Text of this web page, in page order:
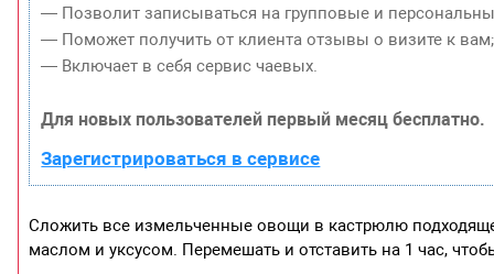
— Позволит записываться на групповые и
— Поможет получить от клиента отзывы о визите к вам;
— Включает в себя сервис чаевых.
Для новых пользователей первый месяц бесплатно.
Зарегистрироваться в сервисе
Сложить все измельченные овощи в кастрюлю
маслом и уксусом. Перемешать и отставить на 1 час,